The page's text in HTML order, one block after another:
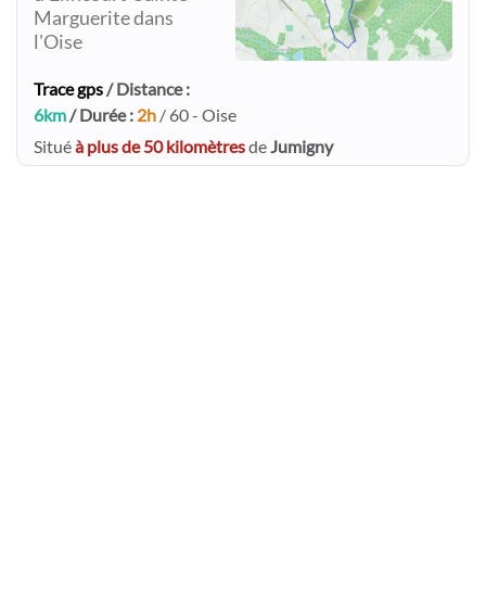
Marguerite dans
l'Oise
Trace gps/ Distance :
6km/ Durée : 2h / 60 - Oise
Situéà plus de 50 kilomètresdeJumigny